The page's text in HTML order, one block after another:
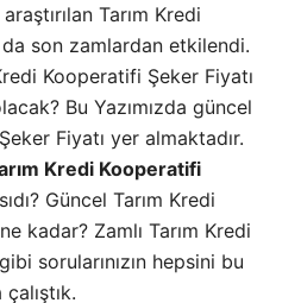
Tarım Kredi
son zamlardan etkilendi.
Kooperatifi Şeker Fiyatı
Bu Yazımızda güncel
Fiyatı yer almaktadır.
Kredi Kooperatifi
Güncel Tarım Kredi
ne kadar? Zamlı Tarım Kredi
sorularınızın hepsini bu